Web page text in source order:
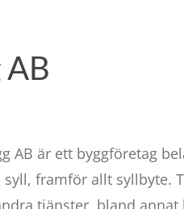
AB är ett byggföretag
framför allt syllbyte.